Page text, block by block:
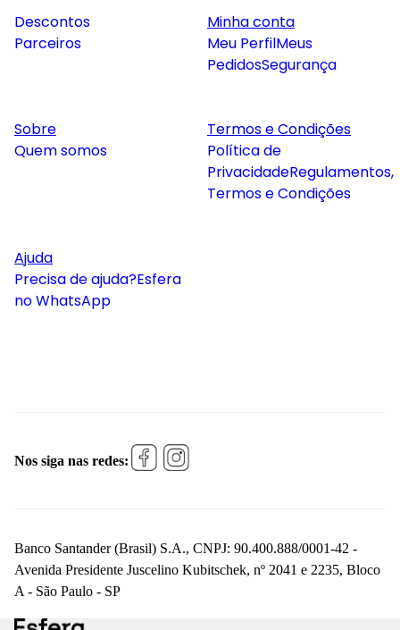
Descontos
Parceiros
Minha conta
Meu PerfilMeus
PedidosSegurança
Sobre
Quem somos
Termos e Condições
Política de
PrivacidadeRegulamentos,
Termos e Condições
Ajuda
Precisa de ajuda?Esfera
no WhatsApp
Nos siga nas redes:
Banco Santander (Brasil) S.A., CNPJ: 90.400.888/0001-42 -
Avenida Presidente Juscelino Kubitschek, nº 2041 e 2235, Bloco
A - São Paulo - SP